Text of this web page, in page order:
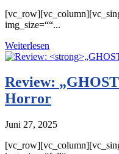
img_size=““...
Weiterlesen
Review:
Horror
Juni 27, 2025